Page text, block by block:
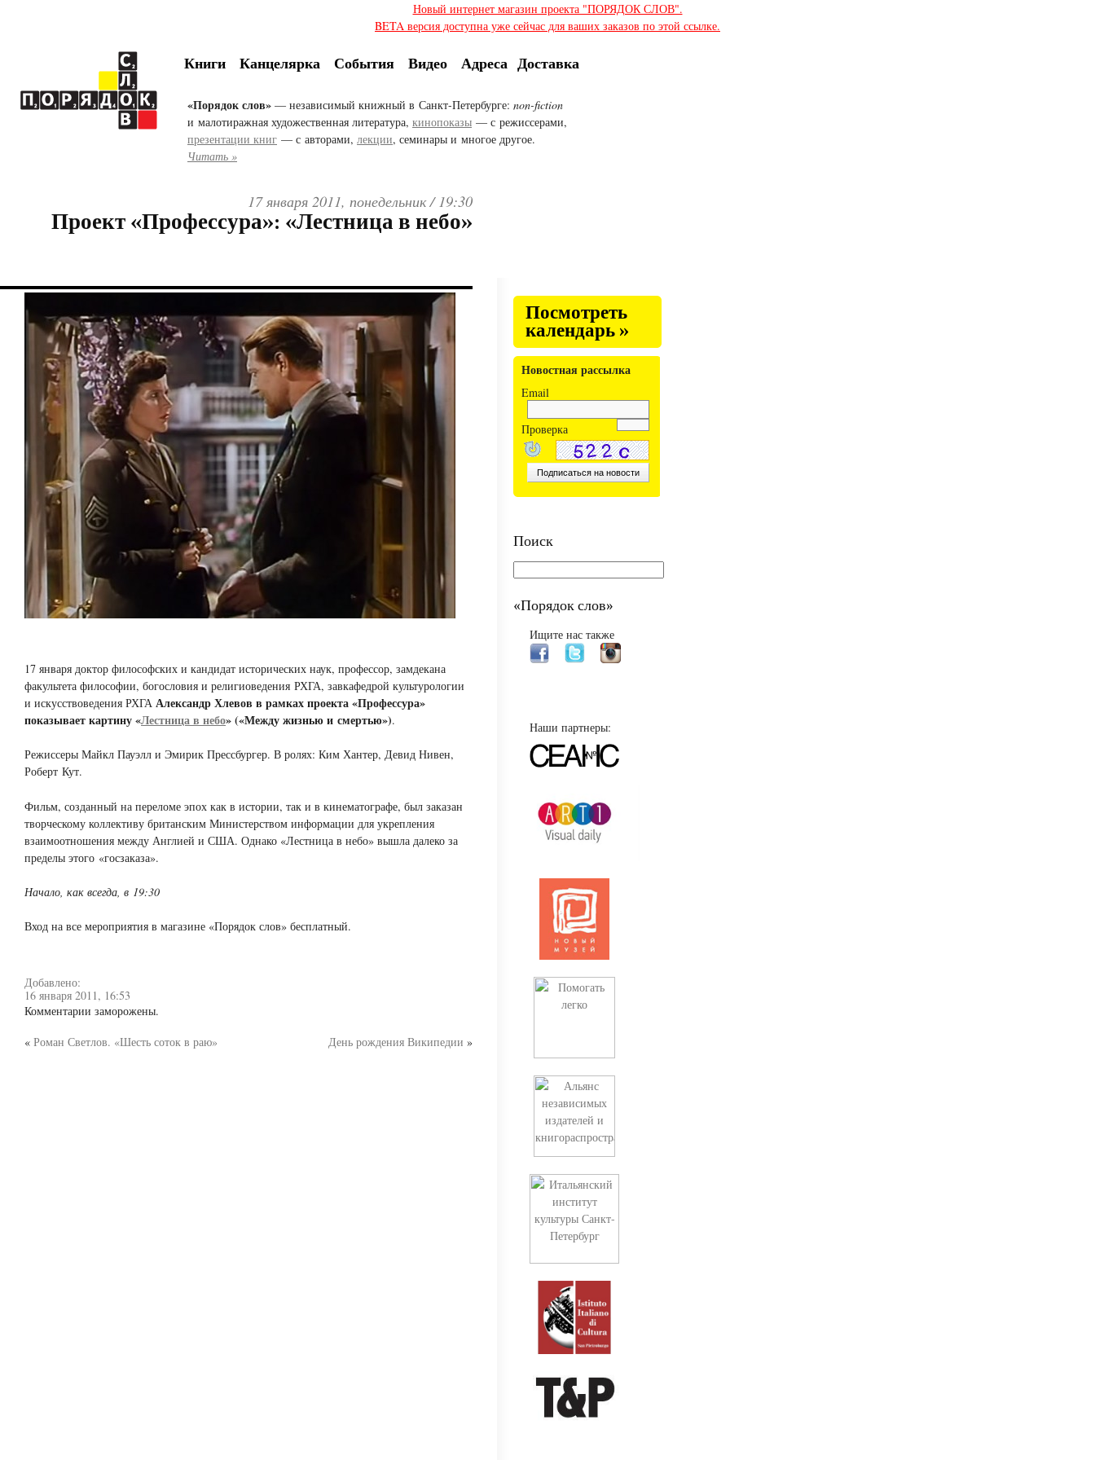
Новый интернет магазин проекта "ПОРЯДОК СЛОВ".
BETA версия доступна уже сейчас для ваших заказов по этой ссылке.
Книги Канцелярка События Видео Адреса Доставка
«Порядок слов» — независимый книжный в Санкт-Петербурге: non-fiction
и малотиражная художественная литература, кинопоказы — с режиссерами,
презентации книг — с авторами, лекции, семинары и многое другое.
Читать »
17 января 2011, понедельник /19:30
Проект «Профессура»: «Лестница в небо»
17 января доктор философских и кандидат исторических наук, профессор, замдекана
факультета философии, богословия и религиоведения РХГА, завкафедрой культурологии
и искусствоведения РХГА Александр Хлевов в рамках проекта «Профессура»
показывает картину «Лестница в небо» («Между жизнью и смертью»).
Режиссеры Майкл Пауэлл и Эмирик Прессбургер. В ролях: Ким Хантер, Девид Нивен,
Роберт Кут.
Фильм, созданный на переломе эпох как в истории, так и в кинематографе, был заказан
творческому коллективу британским Министерством информации для укрепления
взаимоотношения между Англией и США. Однако «Лестница в небо» вышла далеко за
пределы этого «госзаказа».
Начало, как всегда, в 19:30
Вход на все мероприятия в магазине «Порядок слов» бесплатный.
Добавлено:
16 января 2011, 16:53
Комментарии заморожены.
« Роман Светлов. «Шесть соток в раю» День рождения Википедии »
Посмотреть
календарь »
Новостная рассылка
Email
Проверка
Поиск
«Порядок слов»
Ищите нас также
Наши партнеры: